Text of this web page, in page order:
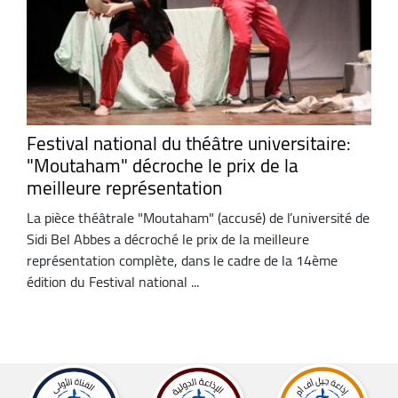
Festival national du théâtre universitaire:
"Moutaham" décroche le prix de la
meilleure représentation
La pièce théâtrale "Moutaham" (accusé) de l’université de
Sidi Bel Abbes a décroché le prix de la meilleure
représentation complète, dans le cadre de la 14ème
édition du Festival national ...